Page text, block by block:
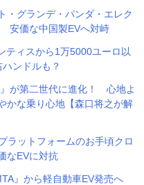
グランデ・パンダ・エレク
安価な中国製EVへ対峙
ィスから1万5000ユーロ以
ンドルも？
が第二世代に進化！ 心地よ
かな乗り心地【森口将之が解
ットフォームのお手頃クロ
なEVに対抗
』から軽自動車EV発売へ